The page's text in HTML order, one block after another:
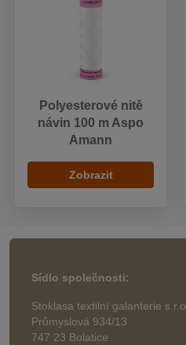
Polyesterové nitě
návin 100 m Aspo
Amann
Zobrazit
Sídlo společnosti:
Stoklasa textilní galanterie s.r.o.
Průmyslová 934/13
747 23 Bolatice